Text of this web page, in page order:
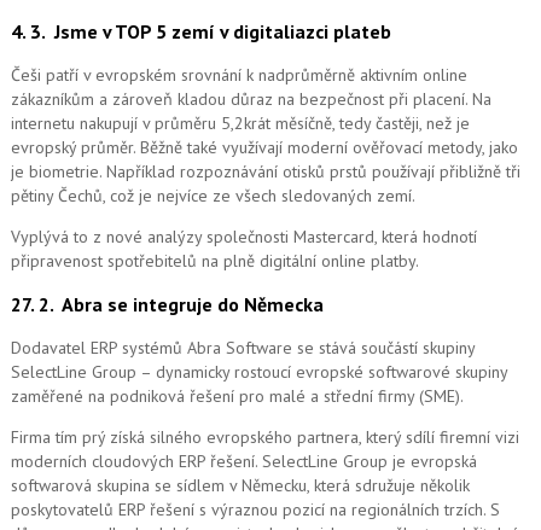
4. 3.Jsme v TOP 5 zemí v digitaliazci plateb
Češi patří v evropském srovnání k nadprůměrně aktivním online
zákazníkům a zároveň kladou důraz na bezpečnost při placení. Na
internetu nakupují v průměru 5,2krát měsíčně, tedy častěji, než je
evropský průměr. Běžně také využívají moderní ověřovací metody, jako
je biometrie. Například rozpoznávání otisků prstů používají přibližně tři
pětiny Čechů, což je nejvíce ze všech sledovaných zemí.
Vyplývá to z nové analýzy společnosti Mastercard, která hodnotí
připravenost spotřebitelů na plně digitální online platby.
27. 2. Abra se integruje do Německa
Dodavatel ERP systémů Abra Software se stává součástí skupiny
SelectLine Group – dynamicky rostoucí evropské softwarové skupiny
zaměřené na podniková řešení pro malé a střední firmy (SME).
Firma tím prý získá silného evropského partnera, který sdílí firemní vizi
moderních cloudových ERP řešení. SelectLine Group je evropská
softwarová skupina se sídlem v Německu, která sdružuje několik
poskytovatelů ERP řešení s výraznou pozicí na regionálních trzích. S